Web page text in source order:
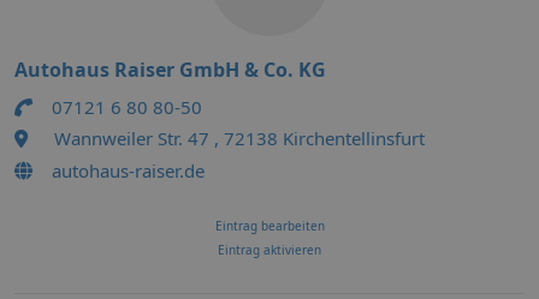
Autohaus Raiser GmbH & Co. KG
07121 6 80 80-50
Wannweiler Str. 47 , 72138 Kirchentellinsfurt
autohaus-raiser.de
Eintrag bearbeiten
Eintrag aktivieren